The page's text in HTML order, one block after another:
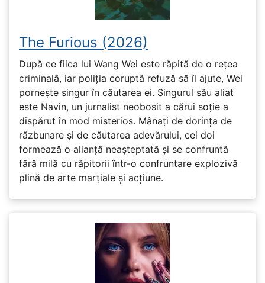
The Furious (2026)
După ce fiica lui Wang Wei este răpită de o rețea
criminală, iar poliția coruptă refuză să îl ajute, Wei
pornește singur în căutarea ei. Singurul său aliat
este Navin, un jurnalist neobosit a cărui soție a
dispărut în mod misterios. Mânați de dorința de
răzbunare și de căutarea adevărului, cei doi
formează o alianță neașteptată și se confruntă
fără milă cu răpitorii într-o confruntare explozivă
plină de arte marțiale și acțiune.